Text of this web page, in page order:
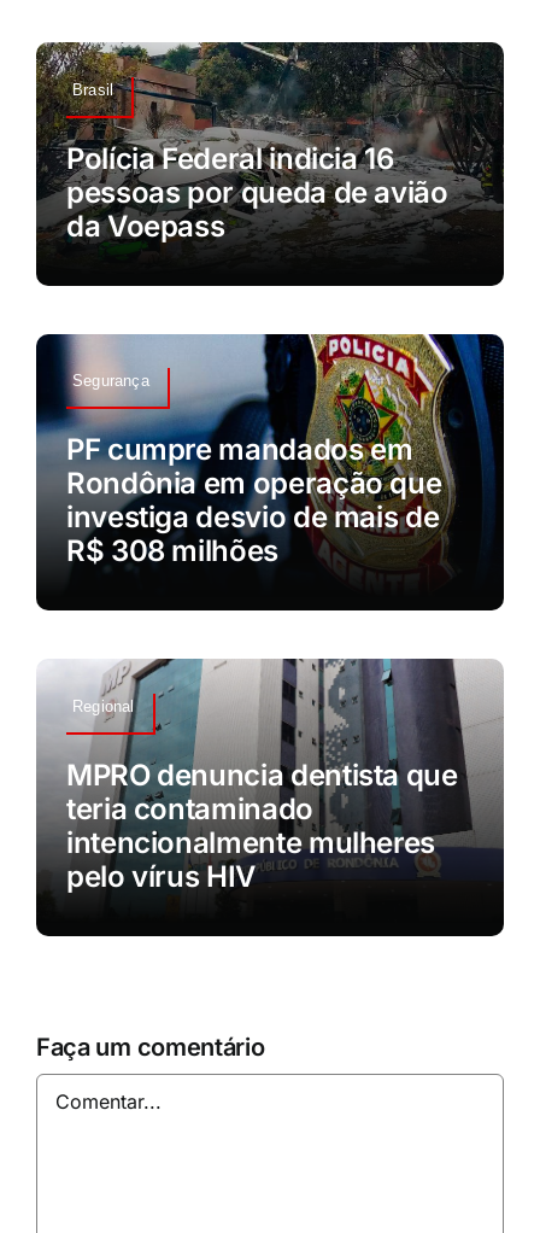
Brasil
Polícia Federal indicia 16
pessoas por queda de avião
da Voepass
Segurança
PF cumpre mandados em
Rondônia em operação que
investiga desvio de mais de
R$ 308 milhões
Regional
MPRO denuncia dentista que
teria contaminado
intencionalmente mulheres
pelo vírus HIV
Faça um comentário
Comentar